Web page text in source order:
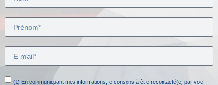
(1) En communiquant mes informations, je consens à être recontacté(e) par voie